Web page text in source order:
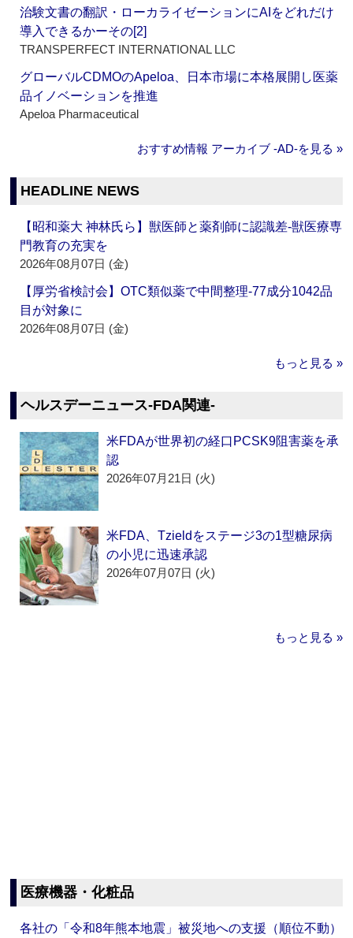
治験文書の翻訳・ローカライゼーションにAIをどれだけ
導入できるかーその[2]
TRANSPERFECT INTERNATIONAL LLC
グローバルCDMOのApeloa、日本市場に本格展開し医薬
品イノベーションを推進
Apeloa Pharmaceutical
おすすめ情報 アーカイブ ‐AD‐を見る »
HEADLINE NEWS
【昭和薬大 神林氏ら】獣医師と薬剤師に認識差‐獣医療専
門教育の充実を
2026年08月07日 (金)
【厚労省検討会】OTC類似薬で中間整理‐77成分1042品
目が対象に
2026年08月07日 (金)
もっと見る »
ヘルスデーニュース‐FDA関連‐
米FDAが世界初の経口PCSK9阻害薬を承
認
2026年07月21日 (火)
米FDA、Tzieldをステージ3の1型糖尿病
の小児に迅速承認
2026年07月07日 (火)
もっと見る »
医療機器・化粧品
各社の「令和8年熊本地震」被災地への支援（順位不動）